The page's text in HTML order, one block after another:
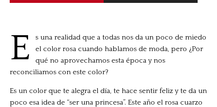
E
s una realidad que a todas nos da un poco de miedo
el color rosa cuando hablamos de moda, pero ¿Por
qué no aprovechamos esta época y nos
reconciliamos con este color?
Es un color que te alegra el día, te hace sentir feliz y te da un
poco esa idea de “ser una princesa”. Este año el rosa cuarzo